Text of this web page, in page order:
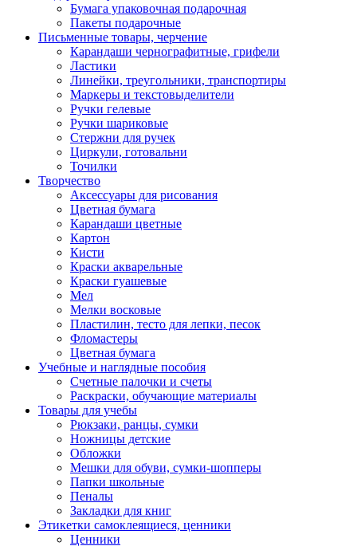
Бумага упаковочная подарочная
Пакеты подарочные
Письменные товары, черчение
Карандаши чернографитные, грифели
Ластики
Линейки, треугольники, транспортиры
Маркеры и текстовыделители
Ручки гелевые
Ручки шариковые
Стержни для ручек
Циркули, готовальни
Точилки
Творчество
Аксессуары для рисования
Цветная бумага
Карандаши цветные
Картон
Кисти
Краски акварельные
Краски гуашевые
Мел
Мелки восковые
Пластилин, тесто для лепки, песок
Фломастеры
Цветная бумага
Учебные и наглядные пособия
Счетные палочки и счеты
Раскраски, обучающие материалы
Товары для учебы
Рюкзаки, ранцы, сумки
Ножницы детские
Обложки
Мешки для обуви, сумки-шопперы
Папки школьные
Пеналы
Закладки для книг
Этикетки самоклеящиеся, ценники
Ценники